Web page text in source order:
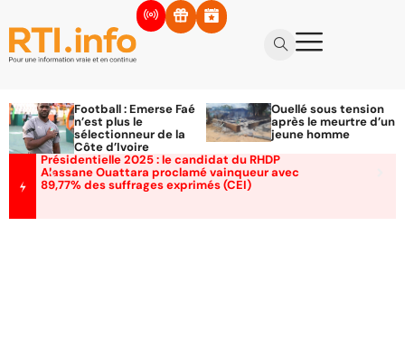
Football : Emerse Faé
n’est plus le
sélectionneur de la
Côte d’Ivoire
Ouellé sous tension
après le meurtre d’un
jeune homme
Présidentielle 2025 : le candidat du RHDP
Alassane Ouattara proclamé vainqueur avec
89,77% des suffrages exprimés (CEI)